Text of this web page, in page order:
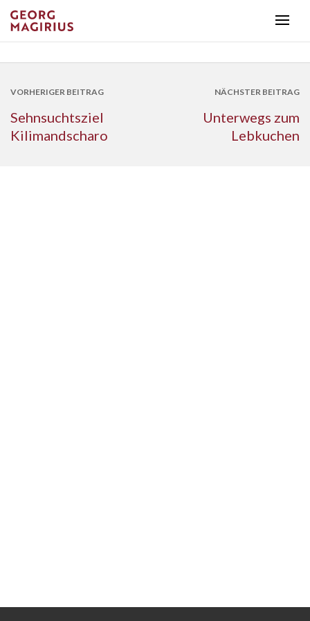
VORHERIGER BEITRAG
Sehnsuchtsziel
Kilimandscharo
NÄCHSTER BEITRAG
Unterwegs zum
Lebkuchen